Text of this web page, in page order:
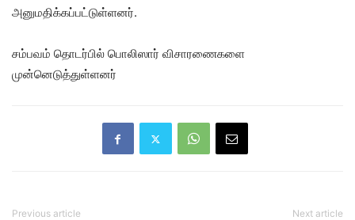
அனுமதிக்கப்பட்டுள்ளனர்.
சம்பவம் தொடர்பில் பொலிஸார் விசாரணைகளை
முன்னெடுத்துள்ளனர்
Previous article Next article